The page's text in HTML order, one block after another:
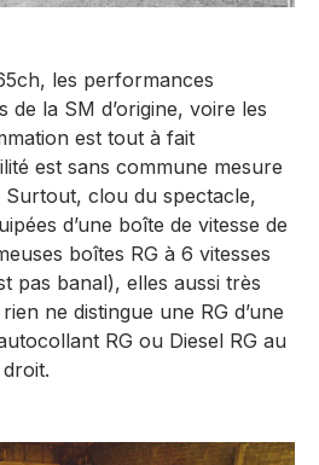
les performances
de la SM d’origine, voire les
est tout à fait
est sans commune mesure
Surtout, clou du spectacle,
d’une boîte de vitesse de
boîtes RG à 6 vitesses
pas banal), elles aussi très
ne distingue une RG d’une
RG ou Diesel RG au